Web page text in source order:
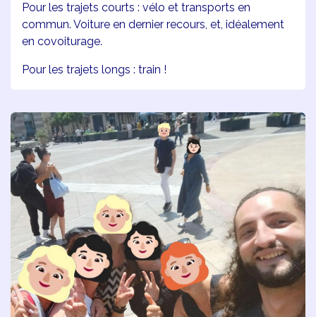
Pour les trajets courts : vélo et transports en
commun. Voiture en dernier recours, et, idéalement
en covoiturage.
Pour les trajets longs : train !